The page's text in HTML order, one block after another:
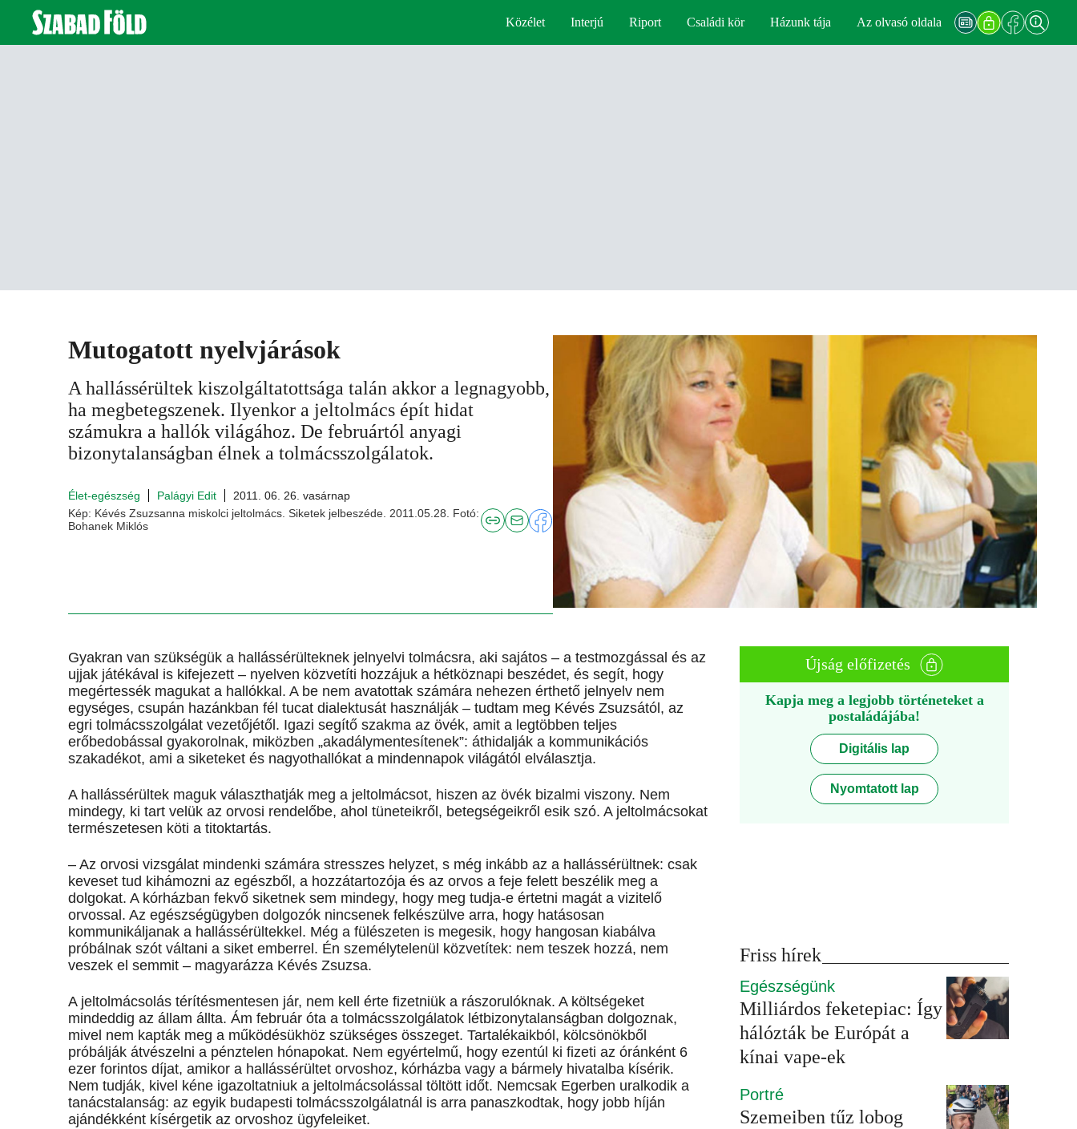
Közélet Interjú Riport Családi kör Házunk tája Az olvasó oldala
Mutogatott nyelvjárások
A hallássérültek kiszolgáltatottsága talán akkor a legnagyobb,
ha megbetegszenek. Ilyenkor a jeltolmács épít hidat
számukra a hallók világához. De februártól anyagi
bizonytalanságban élnek a tolmácsszolgálatok.
Élet-egészség Palágyi Edit
2011. 06. 26. vasárnap
Kép: Kévés Zsuzsanna miskolci jeltolmács. Siketek jelbeszéde. 2011.05.28. Fotó:
Bohanek Miklós
Gyakran van szükségük a hallássérülteknek jelnyelvi tolmácsra, aki sajátos – a testmozgással és az
ujjak játékával is kifejezett – nyelven közvetíti hozzájuk a hétköznapi beszédet, és segít, hogy
megértessék magukat a hallókkal. A be nem avatottak számára nehezen érthető jelnyelv nem
egységes, csupán hazánkban fél tucat dialektusát használják – tudtam meg Kévés Zsuzsától, az
egri tolmácsszolgálat vezetőjétől. Igazi segítő szakma az övék, amit a legtöbben teljes
erőbedobással gyakorolnak, miközben „akadálymentesítenek”: áthidalják a kommunikációs
szakadékot, ami a siketeket és nagyothallókat a mindennapok világától elválasztja.
A hallássérültek maguk választhatják meg a jeltolmácsot, hiszen az övék bizalmi viszony. Nem
mindegy, ki tart velük az orvosi rendelőbe, ahol tüneteikről, betegségeikről esik szó. A jeltolmácsokat
természetesen köti a titoktartás.
– Az orvosi vizsgálat mindenki számára stresszes helyzet, s még inkább az a hallássérültnek: csak
keveset tud kihámozni az egészből, a hozzátartozója és az orvos a feje felett beszélik meg a
dolgokat. A kórházban fekvő siketnek sem mindegy, hogy meg tudja-e értetni magát a vizitelő
orvossal. Az egészségügyben dolgozók nincsenek felkészülve arra, hogy hatásosan
kommunikáljanak a hallássérültekkel. Még a fülészeten is megesik, hogy hangosan kiabálva
próbálnak szót váltani a siket emberrel. Én személytelenül közvetítek: nem teszek hozzá, nem
veszek el semmit – magyarázza Kévés Zsuzsa.
A jeltolmácsolás térítésmentesen jár, nem kell érte fizetniük a rászorulóknak. A költségeket
mindeddig az állam állta. Ám február óta a tolmácsszolgálatok létbizonytalanságban dolgoznak,
mivel nem kapták meg a működésükhöz szükséges összeget. Tartalékaikból, kölcsönökből
próbálják átvészelni a pénztelen hónapokat. Nem egyértelmű, hogy ezentúl ki fizeti az óránként 6
ezer forintos díjat, amikor a hallássérültet orvoshoz, kórházba vagy a bármely hivatalba kísérik.
Nem tudják, kivel kéne igazoltatniuk a jeltolmácsolással töltött időt. Nemcsak Egerben uralkodik a
tanácstalanság: az egyik budapesti tolmácsszolgálatnál is arra panaszkodtak, hogy jobb híján
ajándékként kísérgetik az orvoshoz ügyfeleiket.
Újság előfizetés
Kapja meg a legjobb történeteket a
postaládájába!
Digitális lap
Nyomtatott lap
Friss hírek
Egészségünk
Milliárdos feketepiac: Így
hálózták be Európát a
kínai vape-ek
Portré
Szemeiben tűz lobog